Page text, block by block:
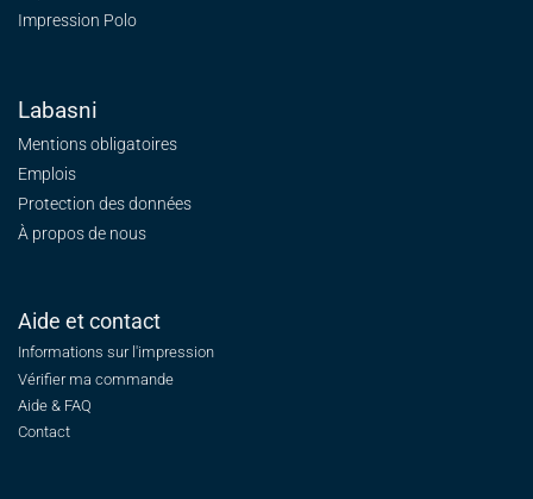
Impression Polo
Labasni
Mentions obligatoires
Emplois
Protection des données
À propos de nous
Aide et contact
Informations sur l'impression
Vérifier ma commande
Aide & FAQ
Contact